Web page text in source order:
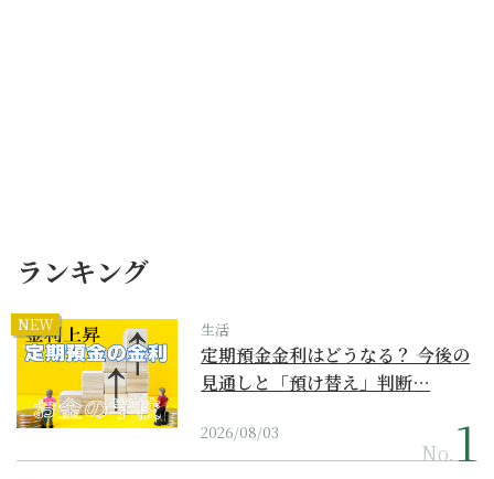
ランキング
NEW 生活
定期預金金利はどうなる？ 今後の
見通しと「預け替え」判断…
2026/08/03
No.